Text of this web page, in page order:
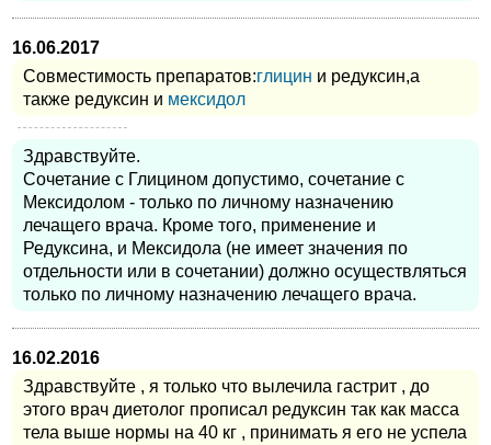
16.06.2017
Совместимость препаратов:глицин и редуксин,а
также редуксин и мексидол
Здравствуйте.
Сочетание с Глицином допустимо, сочетание с
Мексидолом - только по личному назначению
лечащего врача. Кроме того, применение и
Редуксина, и Мексидола (не имеет значения по
отдельности или в сочетании) должно осуществляться
только по личному назначению лечащего врача.
16.02.2016
Здравствуйте , я только что вылечила гастрит , до
этого врач диетолог прописал редуксин так как масса
тела выше нормы на 40 кг , принимать я его не успела